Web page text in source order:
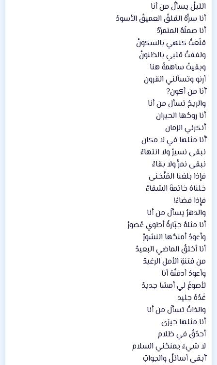
الليلُ يسألُ من أنا
أنا سرُّهُ القلقُ العميقُ الأسودُ
أنا صمتُهُ المتمرِّدُ
قنّعتُ كنهي بالسكونْ
ولففتُ قلبي بالظنونْ
وبقيتُ ساهمةً هنا
أرنو وتسألني القرون
ْأنا من أكون?
والريحُ تسأل من أنا
أنا روحُها الحيران
أنكرني الزمان
ْأنا مثلها في لا مكان
نبقى نسيرُ ولا انتهاءْ
نبقى نمرُّ ولا بقاءْ
فإذا بلغنا المُنْحَنى
خلناهُ خاتمةَ الشقاءْ
فإِذا فضاءْ!
والدهرُ يسألُ من أنا
أنا مثلهُ جبّارةٌ أطوي عُصورْ
وأعودُ أمنحُها النشورْ
أنا أخلقُ الماضي البعيدْ
من فتنةِ الأمل الرغيدْ
وأعودُ أدفنُهُ أنا
لأصوغَ لي أمسًا جديدْ
غَدُهُ جليد
والذاتُ تسألُ من أنا
أنا مثلها حيرَى
أحدّقُ في ظلام
لا شيءَ يمنحُني السلام
ْأبقى أسائلُ والجوابْ